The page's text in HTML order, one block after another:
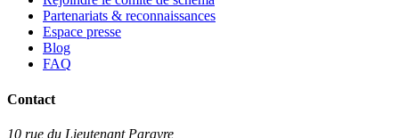
Partenariats & reconnaissances
Espace presse
Blog
FAQ
Contact
10 rue du Lieutenant Parayre